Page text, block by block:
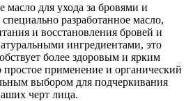
для ухода за бровями и
разработанное масло,
и восстановления бровей и
ингредиентами, это
более здоровым и ярким
применение и органический
выбором для подчеркивания
черт лица.